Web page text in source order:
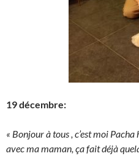
19 décembre:
« Bonjour à tous , c’est moi
avec ma maman, ça fait déjà